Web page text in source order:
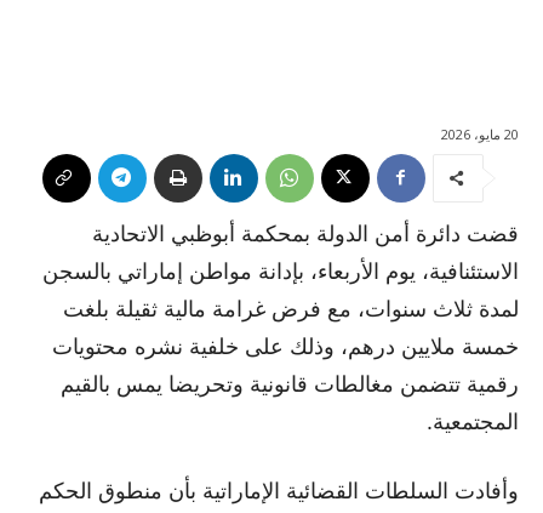
20 مايو، 2026
قضت دائرة أمن الدولة بمحكمة أبوظبي الاتحادية
الاستئنافية، يوم الأربعاء، بإدانة مواطن إماراتي بالسجن
لمدة ثلاث سنوات، مع فرض غرامة مالية ثقيلة بلغت
خمسة ملايين درهم، وذلك على خلفية نشره محتويات
رقمية تتضمن مغالطات قانونية وتحريضا يمس بالقيم
المجتمعية.
وأفادت السلطات القضائية الإماراتية بأن منطوق الحكم